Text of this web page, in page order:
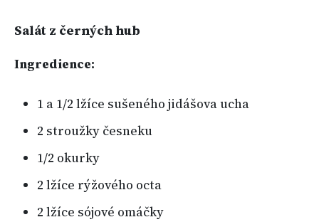
Salát z černých hub
Ingredience:
1 a 1/2 lžíce sušeného jidášova ucha
2 stroužky česneku
1/2 okurky
2 lžíce rýžového octa
2 lžíce sójové omáčky